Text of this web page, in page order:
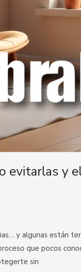
evitarlas y
y algunas están
que pocos
sin